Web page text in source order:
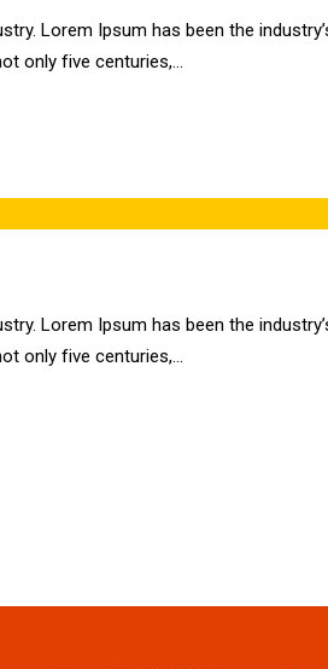
Lorem Ipsum has been the
only five centuries,…
Lorem Ipsum has been the
only five centuries,…